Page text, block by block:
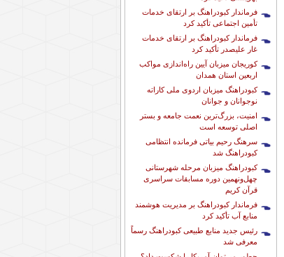
فرماندار کبودراهنگ بر ارتقای خدمات
تأمین اجتماعی تأکید کرد
فرماندار کبودراهنگ بر ارتقای خدمات
غار علیصدر تأکید کرد
کوریجان میزبان آیین راه‌اندازی مواکب
اربعین استان همدان
کبودراهنگ میزبان اردوی ملی کاراته
نوجوانان و جوانان
امنیت، بزرگ‌ترین نعمت جامعه و بستر
اصلی توسعه است
سرهنگ رحیم بیاتی فرمانده انتظامی
کبودراهنگ شد
کبودراهنگ میزبان مرحله شهرستانی
چهل‌ونهمین دوره مسابقات سراسری
قرآن کریم
فرماندار کبودراهنگ بر مدیریت هوشمند
منابع آب تأکید کرد
رئیس جدید منابع طبیعی کبودراهنگ رسماً
معرفی شد